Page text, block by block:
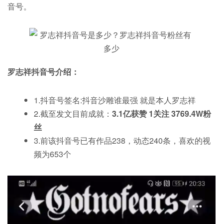
音号。
罗志祥抖音号介绍：
1.抖音号签名:抖音沙雕谁最强 就是本人罗志祥
2.截至发文目前成就： 3.1亿获赞 1关注3769.4W粉
丝
3.前该抖音号已有作品238，动态240条，喜欢的视
频为653个